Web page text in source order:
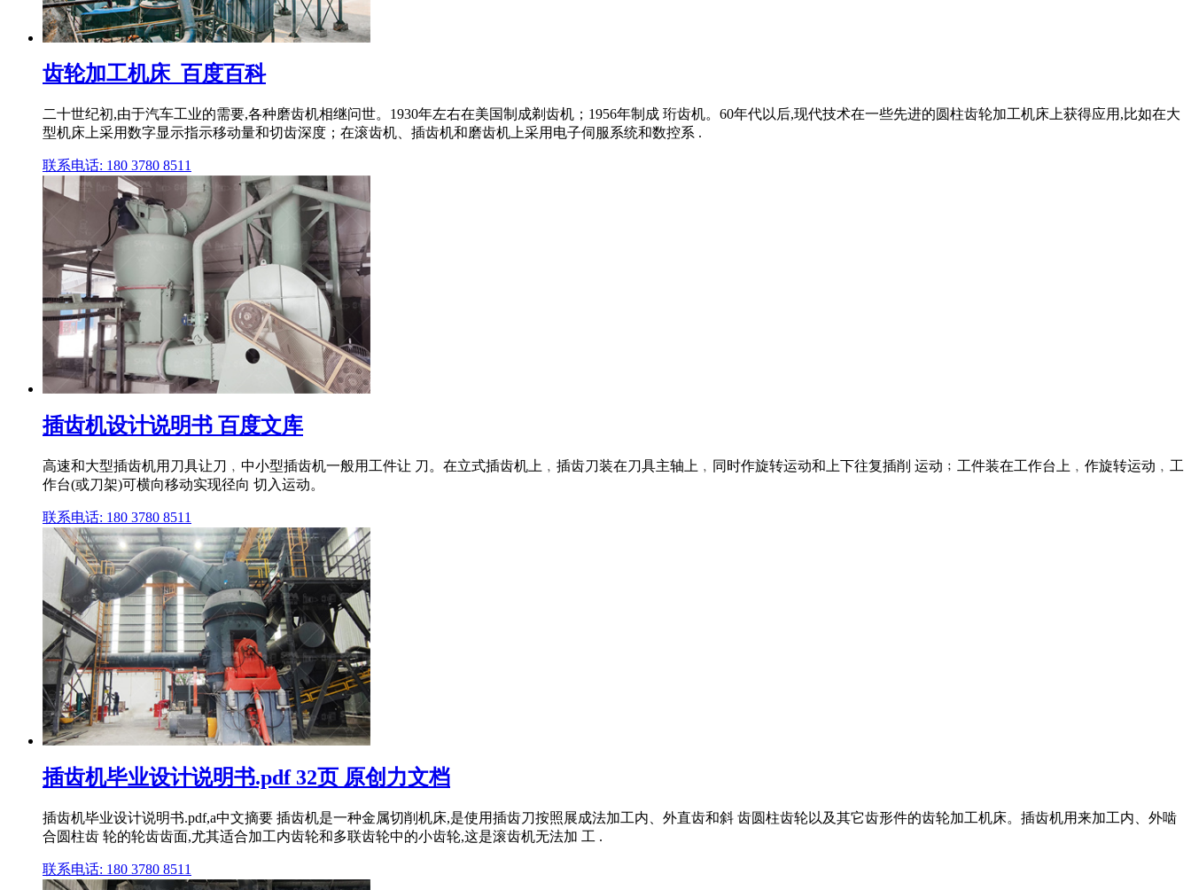
齿轮加工机床_百度百科
二十世纪初,由于汽车工业的需要,各种磨齿机相继问世。1930年左右在美国制成剃齿机；1956年制成 珩齿机。60年代以后,现代技术在一些先进的圆柱齿轮加工机床上获得应用,比如在大
型机床上采用数字显示指示移动量和切齿深度；在滚齿机、插齿机和磨齿机上采用电子伺服系统和数控系 .
联系电话: 180 3780 8511
插齿机设计说明书 百度文库
高速和大型插齿机用刀具让刀﹐中小型插齿机一般用工件让 刀。在立式插齿机上﹐插齿刀装在刀具主轴上﹐同时作旋转运动和上下往复插削 运动﹔工件装在工作台上﹐作旋转运动﹐工
作台(或刀架)可横向移动实现径向 切入运动。
联系电话: 180 3780 8511
插齿机毕业设计说明书.pdf 32页 原创力文档
插齿机毕业设计说明书.pdf,a中文摘要 插齿机是一种金属切削机床,是使用插齿刀按照展成法加工内、外直齿和斜 齿圆柱齿轮以及其它齿形件的齿轮加工机床。插齿机用来加工内、外啮
合圆柱齿 轮的轮齿齿面,尤其适合加工内齿轮和多联齿轮中的小齿轮,这是滚齿机无法加 工 .
联系电话: 180 3780 8511